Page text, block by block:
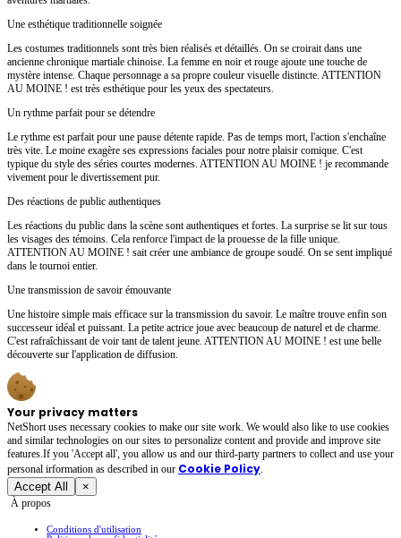
Une esthétique traditionnelle soignée
Les costumes traditionnels sont très bien réalisés et détaillés. On se croirait dans une
ancienne chronique martiale chinoise. La femme en noir et rouge ajoute une touche de
mystère intense. Chaque personnage a sa propre couleur visuelle distincte. ATTENTION
AU MOINE ! est très esthétique pour les yeux des spectateurs.
Un rythme parfait pour se détendre
Le rythme est parfait pour une pause détente rapide. Pas de temps mort, l'action s'enchaîne
très vite. Le moine exagère ses expressions faciales pour notre plaisir comique. C'est
typique du style des séries courtes modernes. ATTENTION AU MOINE ! je recommande
vivement pour le divertissement pur.
Des réactions de public authentiques
Les réactions du public dans la scène sont authentiques et fortes. La surprise se lit sur tous
les visages des témoins. Cela renforce l'impact de la prouesse de la fille unique.
ATTENTION AU MOINE ! sait créer une ambiance de groupe soudé. On se sent impliqué
dans le tournoi entier.
Une transmission de savoir émouvante
Une histoire simple mais efficace sur la transmission du savoir. Le maître trouve enfin son
successeur idéal et puissant. La petite actrice joue avec beaucoup de naturel et de charme.
C'est rafraîchissant de voir tant de talent jeune. ATTENTION AU MOINE ! est une belle
découverte sur l'application de diffusion.
Your privacy matters
NetShort uses necessary cookies to make our site work. We would also like to use cookies
and similar technologies on our sites to personalize content and provide and improve site
features.If you 'Accept all', you allow us and our third-party partners to collect and use your
personal irformation as described in our Cookie Policy.
Accept All ×
À propos
Conditions d'utilisation